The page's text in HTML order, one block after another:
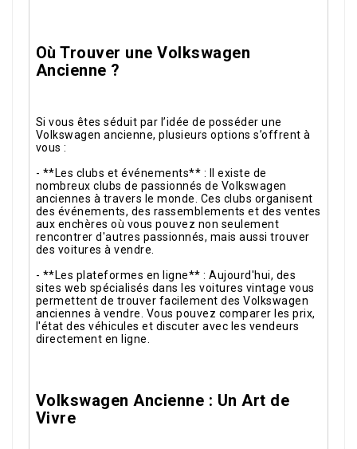
Où Trouver une Volkswagen
Ancienne ?
Si vous êtes séduit par l’idée de posséder une
Volkswagen ancienne, plusieurs options s’offrent à
vous :
- **Les clubs et événements** : Il existe de
nombreux clubs de passionnés de Volkswagen
anciennes à travers le monde. Ces clubs organisent
des événements, des rassemblements et des ventes
aux enchères où vous pouvez non seulement
rencontrer d'autres passionnés, mais aussi trouver
des voitures à vendre.
- **Les plateformes en ligne** : Aujourd'hui, des
sites web spécialisés dans les voitures vintage vous
permettent de trouver facilement des Volkswagen
anciennes à vendre. Vous pouvez comparer les prix,
l'état des véhicules et discuter avec les vendeurs
directement en ligne.
Volkswagen Ancienne : Un Art de
Vivre